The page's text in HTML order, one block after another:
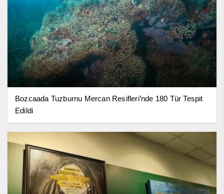
Bozcaada Tuzburnu Mercan Resifleri’nde 180 Tür Tespit
Edildi